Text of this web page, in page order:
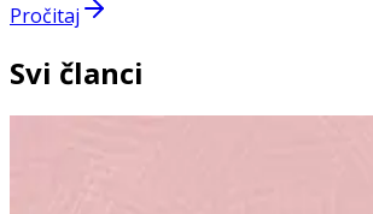
Pročitaj
Svi članci